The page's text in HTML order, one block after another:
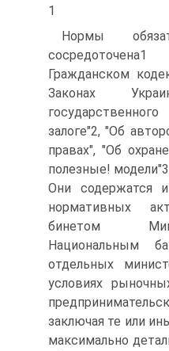
1
Нормы
Гражданском
Законах
залоге"2, "Об
правах", "Об
полезные!
Они содержатся
нормативных
бинетом
Национальным
отдельных
условиях
заключая те или
максимально